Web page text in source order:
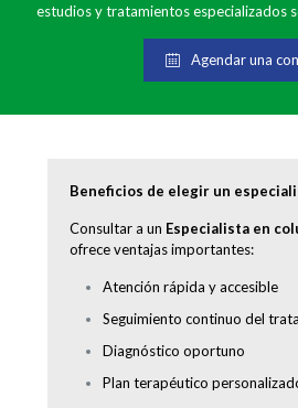
estudios y tratamientos especializados
Agendar una
Beneficios de elegir un
Consultar a un Especialista en
ofrece ventajas importantes:
Atención rápida y accesible
Seguimiento continuo del
Diagnóstico oportuno
Plan terapéutico